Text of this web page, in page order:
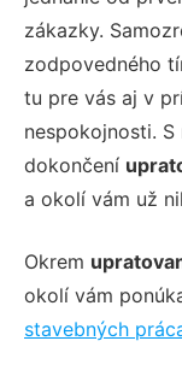
zákazky.
zodpovedného
tu pre vás aj v
nespokojnosti.
dokončení
a okolí vám už
Okrem
okolí vám
stavebných